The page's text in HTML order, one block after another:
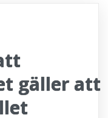
gäller att